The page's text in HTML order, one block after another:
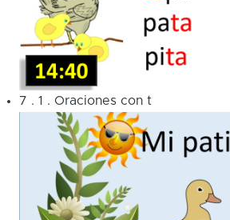
7 . 1 . Oraciones con t